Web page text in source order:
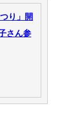
り」開
さん参